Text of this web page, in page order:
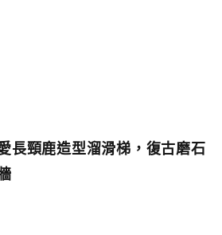
長頸鹿造型溜滑梯，復古磨石